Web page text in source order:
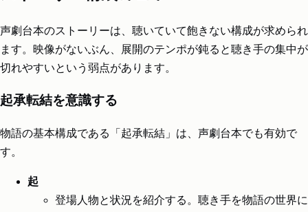
声劇台本のストーリーは、聴いていて飽きない構成が求められ
ます。映像がないぶん、展開のテンポが鈍ると聴き手の集中が
切れやすいという弱点があります。
起承転結を意識する
物語の基本構成である「起承転結」は、声劇台本でも有効で
す。
起
登場人物と状況を紹介する。聴き手を物語の世界に